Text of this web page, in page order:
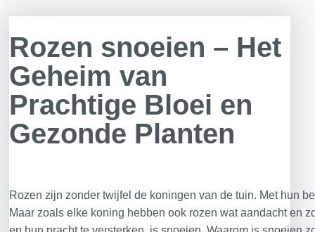
Rozen snoeien – Het
Geheim van
Prachtige Bloei en
Gezonde Planten
Rozen zijn zonder twijfel de koningen van de tuin. Met hun
Maar zoals elke koning hebben ook rozen wat aandacht en